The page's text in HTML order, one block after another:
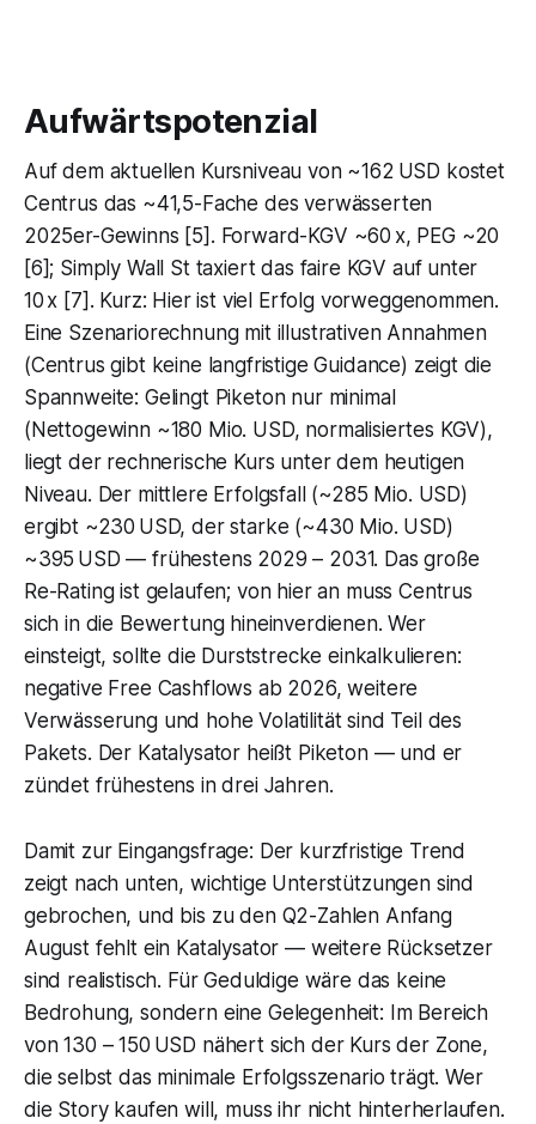
Aufwärtspotenzial
Auf dem aktuellen Kursniveau von ~162 USD kostet
Centrus das ~41,5-Fache des verwässerten
2025er-Gewinns [5]. Forward-KGV ~60 x, PEG ~20
[6]; Simply Wall St taxiert das faire KGV auf unter
10 x [7]. Kurz: Hier ist viel Erfolg vorweggenommen.
Eine Szenariorechnung mit illustrativen Annahmen
(Centrus gibt keine langfristige Guidance) zeigt die
Spannweite: Gelingt Piketon nur minimal
(Nettogewinn ~180 Mio. USD, normalisiertes KGV),
liegt der rechnerische Kurs unter dem heutigen
Niveau. Der mittlere Erfolgsfall (~285 Mio. USD)
ergibt ~230 USD, der starke (~430 Mio. USD)
~395 USD — frühestens 2029 – 2031. Das große
Re-Rating ist gelaufen; von hier an muss Centrus
sich in die Bewertung hineinverdienen. Wer
einsteigt, sollte die Durststrecke einkalkulieren:
negative Free Cashflows ab 2026, weitere
Verwässerung und hohe Volatilität sind Teil des
Pakets. Der Katalysator heißt Piketon — und er
zündet frühestens in drei Jahren.
Damit zur Eingangsfrage: Der kurzfristige Trend
zeigt nach unten, wichtige Unterstützungen sind
gebrochen, und bis zu den Q2-Zahlen Anfang
August fehlt ein Katalysator — weitere Rücksetzer
sind realistisch. Für Geduldige wäre das keine
Bedrohung, sondern eine Gelegenheit: Im Bereich
von 130 – 150 USD nähert sich der Kurs der Zone,
die selbst das minimale Erfolgsszenario trägt. Wer
die Story kaufen will, muss ihr nicht hinterherlaufen.